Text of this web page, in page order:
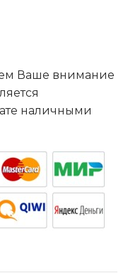
Ваше внимание
наличными